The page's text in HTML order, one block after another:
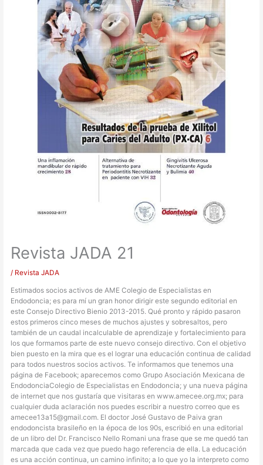
Revista JADA 21
/ Revista JADA
Estimados socios activos de AME Colegio de Especialistas en
Endodoncia; es para mí un gran honor dirigir este segundo editorial en
este Consejo Directivo Bienio 2013-2015. Qué pronto y rápido pasaron
estos primeros cinco meses de muchos ajustes y sobresaltos, pero
también de un caudal incalculable de aprendizaje y fortalecimiento para
los que formamos parte de este nuevo consejo directivo. Con el objetivo
bien puesto en la mira que es el lograr una educación continua de calidad
para todos nuestros socios activos. Te informamos que tenemos una
página de Facebook; aparecemos como Grupo Asociación Mexicana de
EndodonciaColegio de Especialistas en Endodoncia; y una nueva página
de internet que nos gustaría que visitaras en www.amecee.org.mx; para
cualquier duda aclaración nos puedes escribir a nuestro correo que es
amecee13a15@gmail.com. El doctor José Gustavo de Paiva gran
endodoncista brasileño en la época de los 90s, escribió en una editorial
de un libro del Dr. Francisco Nello Romani una frase que se me quedó tan
marcada que cada vez que puedo hago referencia de ella. La educación
es una acción continua, un camino infinito; a lo que yo la interpreto como